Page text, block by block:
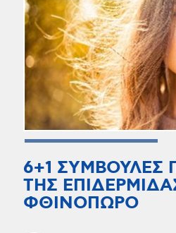
6+1 ΣΥΜΒΟΥΛΕΣ
ΤΗΣ
ΦΘΙΝΟΠΩΡΟ